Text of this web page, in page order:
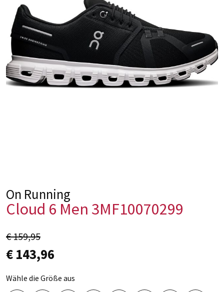
On Running
Cloud 6 Men 3MF10070299
€ 159,95
€ 143,96
Wähle die Größe aus